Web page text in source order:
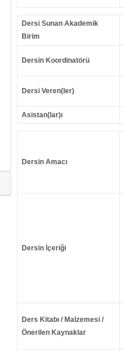
Dersi Sunan Akademik
Birim
Dersin Koordinatörü
Dersi Veren(ler)
Asistan(lar)ı
Dersin Amacı
Dersin İçeriği
Ders Kitabı / Malzemesi /
Önerilen Kaynaklar